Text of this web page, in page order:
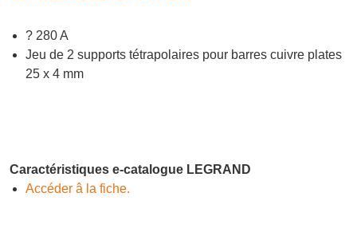
? 280 A
Jeu de 2 supports tétrapolaires pour barres cuivre plates
25 x 4 mm
Caractéristiques e-catalogue LEGRAND
Accéder â la fiche.